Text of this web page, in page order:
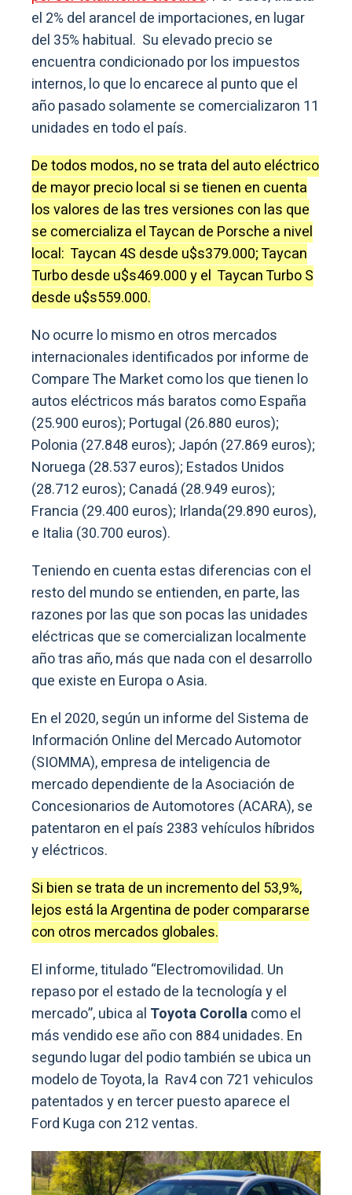
el 2% del arancel de importaciones, en lugar
del 35% habitual. Su elevado precio se
encuentra condicionado por los impuestos
internos, lo que lo encarece al punto que el
año pasado solamente se comercializaron 11
unidades en todo el país.
De todos modos, no se trata del auto eléctrico
de mayor precio local si se tienen en cuenta
los valores de las tres versiones con las que
se comercializa el Taycan de Porsche a nivel
local: Taycan 4S desde u$s379.000; Taycan
Turbo desde u$s469.000 y el Taycan Turbo S
desde u$s559.000.
No ocurre lo mismo en otros mercados
internacionales identificados por informe de
Compare The Market como los que tienen lo
autos eléctricos más baratos como España
(25.900 euros); Portugal (26.880 euros);
Polonia (27.848 euros); Japón (27.869 euros);
Noruega (28.537 euros); Estados Unidos
(28.712 euros); Canadá (28.949 euros);
Francia (29.400 euros); Irlanda(29.890 euros),
e Italia (30.700 euros).
Teniendo en cuenta estas diferencias con el
resto del mundo se entienden, en parte, las
razones por las que son pocas las unidades
eléctricas que se comercializan localmente
año tras año, más que nada con el desarrollo
que existe en Europa o Asia.
En el 2020, según un informe del Sistema de
Información Online del Mercado Automotor
(SIOMMA), empresa de inteligencia de
mercado dependiente de la Asociación de
Concesionarios de Automotores (ACARA), se
patentaron en el país 2383 vehículos híbridos
y eléctricos.
Si bien se trata de un incremento del 53,9%,
lejos está la Argentina de poder compararse
con otros mercados globales.
El informe, titulado “Electromovilidad. Un
repaso por el estado de la tecnología y el
mercado”, ubica al Toyota Corollacomo el
más vendido ese año con 884 unidades. En
segundo lugar del podio también se ubica un
modelo de Toyota, la Rav4 con 721 vehiculos
patentados y en tercer puesto aparece el
Ford Kuga con 212 ventas.